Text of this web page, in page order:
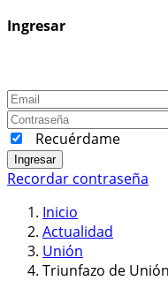
Ingresar
Recuérdame
Ingresar
Recordar contraseña
Inicio
Actualidad
Unión
Triunfazo de